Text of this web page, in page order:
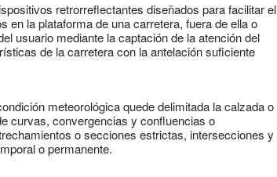
retrorreflectantes diseñados para facilitar el
en la plataforma de una carretera, fuera de ella o
usuario mediante la captación de la atención del
de la carretera con la antelación suficiente
meteorológica quede delimitada la calzada o
curvas, convergencias y confluencias o
o secciones estrictas, intersecciones y
o permanente.